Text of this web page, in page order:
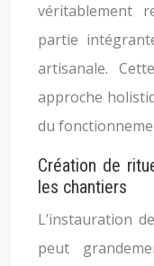
véritablement
partie
artisanale.
approche
du
Création de
les chantiers
L’instauration
peut